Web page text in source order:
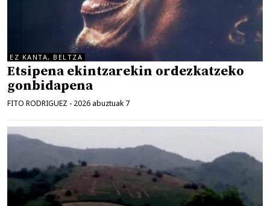
EZ KANTA, BELTZA
Etsipena ekintzarekin ordezkatzeko
gonbidapena
FITO RODRIGUEZ - 2026 abuztuak 7